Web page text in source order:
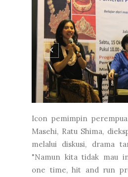
Icon pemimpin
Masehi, Ratu Shima,
melalui diskusi, drama
"Namun kita tidak mau
one time, hit and run